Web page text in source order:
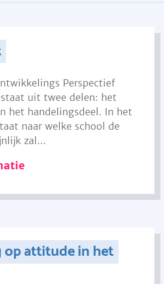
Perspectief
uit twee delen: het
het handelingsdeel. In het
naar welke school de
zal...
op attitude in het